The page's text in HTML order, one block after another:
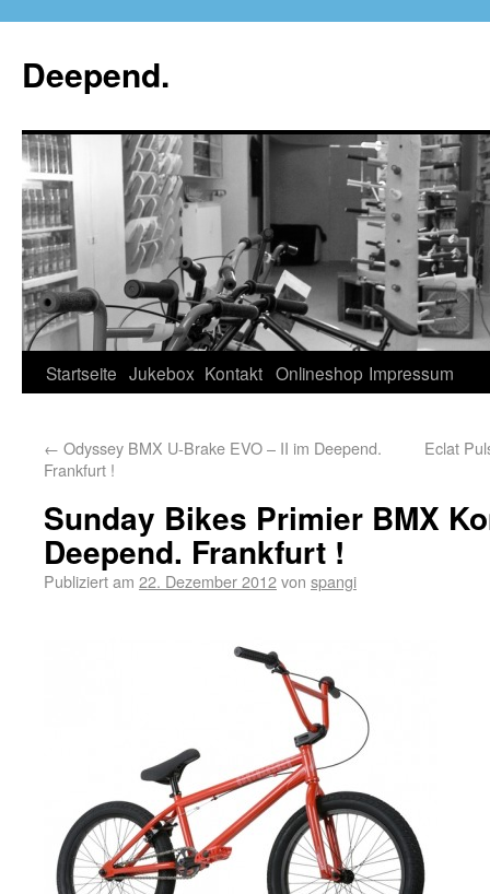
Deepend.
Startseite Jukebox Kontakt Onlineshop Impressum
← Odyssey BMX U-Brake EVO – II im Deepend.
Frankfurt !
Eclat
Sunday Bikes Primier BMX
Deepend. Frankfurt !
Publiziert am 22. Dezember 2012von spangi